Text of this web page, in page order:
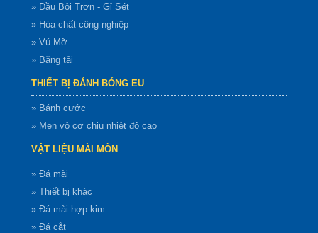
» Dầu Bôi Trơn - Gỉ Sét
» Hóa chất công nghiệp
» Vú Mỡ
» Băng tải
THIẾT BỊ ĐÁNH BÓNG EU
» Bánh cước
» Men vô cơ chịu nhiệt độ cao
VẬT LIỆU MÀI MÒN
» Đá mài
» Thiết bị khác
» Đá mài hợp kim
» Đá cắt